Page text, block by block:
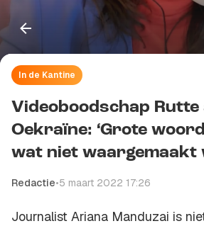
In de Kantine
Videoboodschap Rutte
Oekraïne: ‘Grote
wat niet waargemaakt
Redactie•5 maart 2022 17:26
Journalist Ariana Manduzai is